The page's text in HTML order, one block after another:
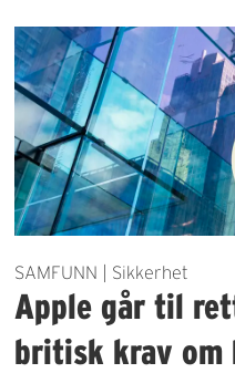
SAMFUNN | Sikkerhet
Apple går til
britisk krav om